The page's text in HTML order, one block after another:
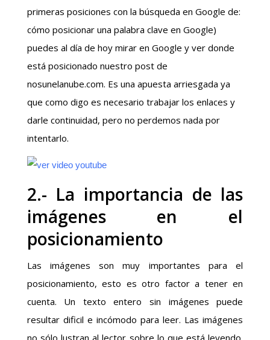
primeras posiciones con la búsqueda en Google de:
cómo posicionar una palabra clave en Google)
puedes al día de hoy mirar en Google y ver donde
está posicionado nuestro post de
nosunelanube.com. Es una apuesta arriesgada ya
que como digo es necesario trabajar los enlaces y
darle continuidad, pero no perdemos nada por
intentarlo.
2.- La importancia de las
imágenes en el
posicionamiento
Las imágenes son muy importantes para el
posicionamiento, esto es otro factor a tener en
cuenta. Un texto entero sin imágenes puede
resultar dificil e incómodo para leer. Las imágenes
no sólo lustran al lector sobre lo que está leyendo.